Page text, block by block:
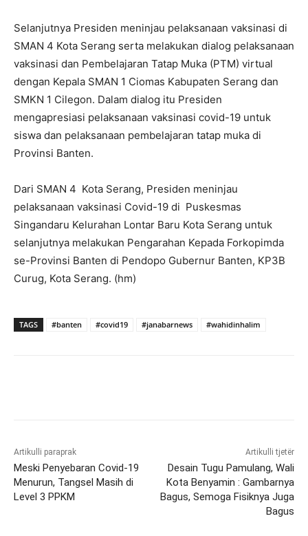
Selanjutnya Presiden meninjau pelaksanaan vaksinasi di
SMAN 4 Kota Serang serta melakukan dialog pelaksanaan
vaksinasi dan Pembelajaran Tatap Muka (PTM) virtual
dengan Kepala SMAN 1 Ciomas Kabupaten Serang dan
SMKN 1 Cilegon. Dalam dialog itu Presiden
mengapresiasi pelaksanaan vaksinasi covid-19 untuk
siswa dan pelaksanaan pembelajaran tatap muka di
Provinsi Banten.
Dari SMAN 4 Kota Serang, Presiden meninjau
pelaksanaan vaksinasi Covid-19 di Puskesmas
Singandaru Kelurahan Lontar Baru Kota Serang untuk
selanjutnya melakukan Pengarahan Kepada Forkopimda
se-Provinsi Banten di Pendopo Gubernur Banten, KP3B
Curug, Kota Serang. (hm)
TAGS #banten #covid19 #janabarnews #wahidinhalim
Artikulli paraprak
Meski Penyebaran Covid-19
Menurun, Tangsel Masih di
Level 3 PPKM
Artikulli tjetër
Desain Tugu Pamulang, Wali
Kota Benyamin : Gambarnya
Bagus, Semoga Fisiknya Juga
Bagus